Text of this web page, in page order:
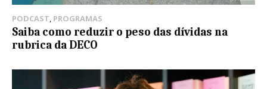
PODCAST, PROGRAMAS
Saiba como reduzir o peso das dívidas na
rubrica da DECO